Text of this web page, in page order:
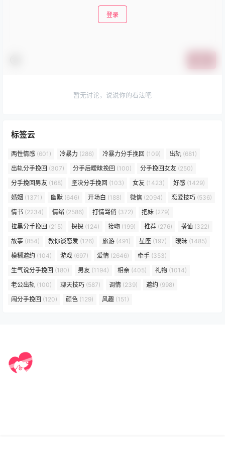
登录
暂无讨论，说说你的看法吧
标签云
两性情感 (601) 冷暴力 (286) 冷暴力分手挽回 (109) 出轨 (681)
出轨分手挽回 (307) 分手后暧昧挽回 (100) 分手挽回女友 (250)
分手挽回男友 (168) 坚决分手挽回 (103) 女友 (1423) 好感 (1429)
婚姻 (1371) 幽默 (646) 开场白 (188) 微信 (2094) 恋爱技巧 (536)
情书 (2234) 情绪 (2586) 打情骂俏 (372) 把妹 (279)
拉黑分手挽回 (215) 探探 (124) 接吻 (199) 推荐 (276) 搭讪 (322)
故事 (854) 教你谈恋爱 (126) 旅游 (491) 星座 (197) 暧昧 (1485)
模糊邀约 (104) 游戏 (697) 爱情 (2646) 牵手 (353)
生气说分手挽回 (180) 男友 (1194) 相亲 (405) 礼物 (1014)
老公出轨 (100) 聊天技巧 (587) 调情 (239) 邀约 (998)
闹分手挽回 (120) 颜色 (129) 风趣 (151)